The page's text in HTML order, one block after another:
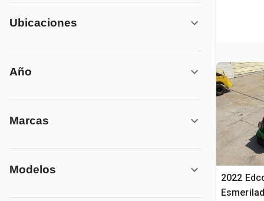
Ubicaciones
Año
Marcas
Modelos
2022